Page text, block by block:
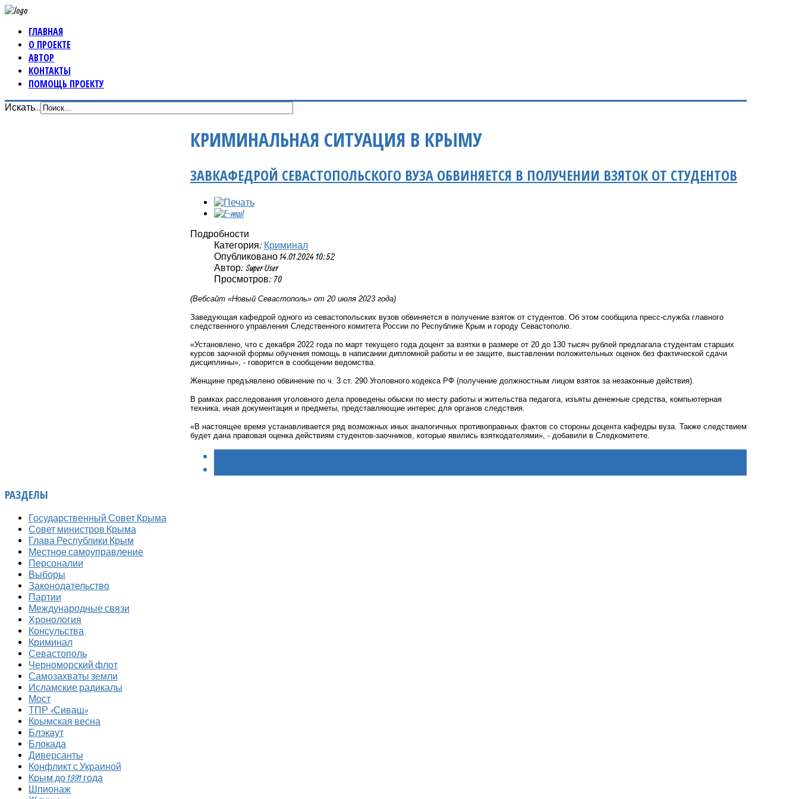
ГЛАВНАЯ
О ПРОЕКТЕ
АВТОР
КОНТАКТЫ
ПОМОЩЬ ПРОЕКТУ
Искать...
КРИМИНАЛЬНАЯ СИТУАЦИЯ В КРЫМУ
ЗАВКАФЕДРОЙ СЕВАСТОПОЛЬСКОГО ВУЗА ОБВИНЯЕТСЯ В ПОЛУЧЕНИИ ВЗЯТОК ОТ СТУДЕНТОВ
Подробности
Категория: Криминал
Опубликовано 14.01.2024 10:52
Автор: Super User
Просмотров: 70
(Вебсайт «Новый Севастополь» от 20 июля 2023 года)
Заведующая кафедрой одного из севастопольских вузов обвиняется в получение взяток от студентов. Об этом сообщила пресс-служба главного
следственного управления Следственного комитета России по Республике Крым и городу Севастополю.
«Установлено, что с декабря 2022 года по март текущего года доцент за взятки в размере от 20 до 130 тысяч рублей предлагала студентам старших
курсов заочной формы обучения помощь в написании дипломной работы и ее защите, выставлении положительных оценок без фактической сдачи
дисциплины», - говорится в сообщении ведомства.
Женщине предъявлено обвинение по ч. 3 ст. 290 Уголовного кодекса РФ (получение должностным лицом взяток за незаконные действия).
В рамках расследования уголовного дела проведены обыски по месту работы и жительства педагога, изъяты денежные средства, компьютерная
техника, иная документация и предметы, представляющие интерес для органов следствия.
«В настоящее время устанавливается ряд возможных иных аналогичных противоправных фактов со стороны доцента кафедры вуза. Также следствием
будет дана правовая оценка действиям студентов-заочников, которые явились взяткодателями», - добавили в Следкомитете.
РАЗДЕЛЫ
Государственный Совет Крыма
Совет министров Крыма
Глава Республики Крым
Местное самоуправление
Персоналии
Выборы
Законодательство
Партии
Международные связи
Хронология
Консульства
Криминал
Севастополь
Черноморский флот
Самозахваты земли
Исламские радикалы
Мост
ТПР «Сиваш»
Крымская весна
Блэкаут
Блокада
Диверсанты
Конфликт с Украиной
Крым до 1991 года
Шпионаж